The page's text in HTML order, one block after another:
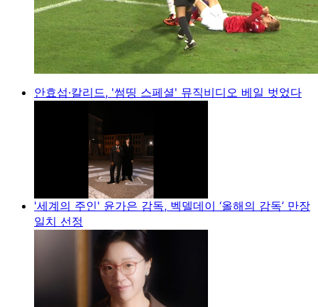
안효섭·칼리드, '썸띵 스페셜' 뮤직비디오 베일 벗었다
'세계의 주인' 윤가은 감독, 벡델데이 ‘올해의 감독’ 만장
일치 선정